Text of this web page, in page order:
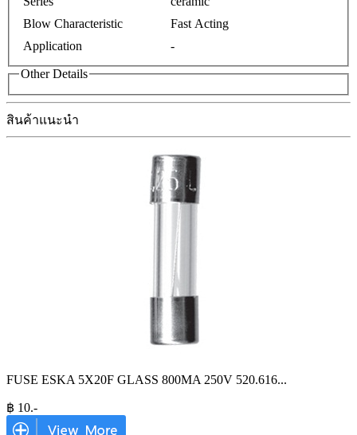
Blow Characteristic
Fast Acting
Application
-
Other Details
สินค้าแนะนำ
FUSE ESKA 5X20F GLASS 800MA 250V 520.616...
฿ 10.-